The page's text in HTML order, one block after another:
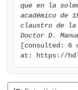
que en la
académico de
claustro de la
Doctor D.
[consulted: 6
at: https://